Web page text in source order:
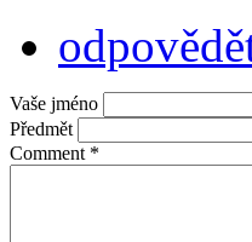
Vaše jméno
Předmět
Comment *